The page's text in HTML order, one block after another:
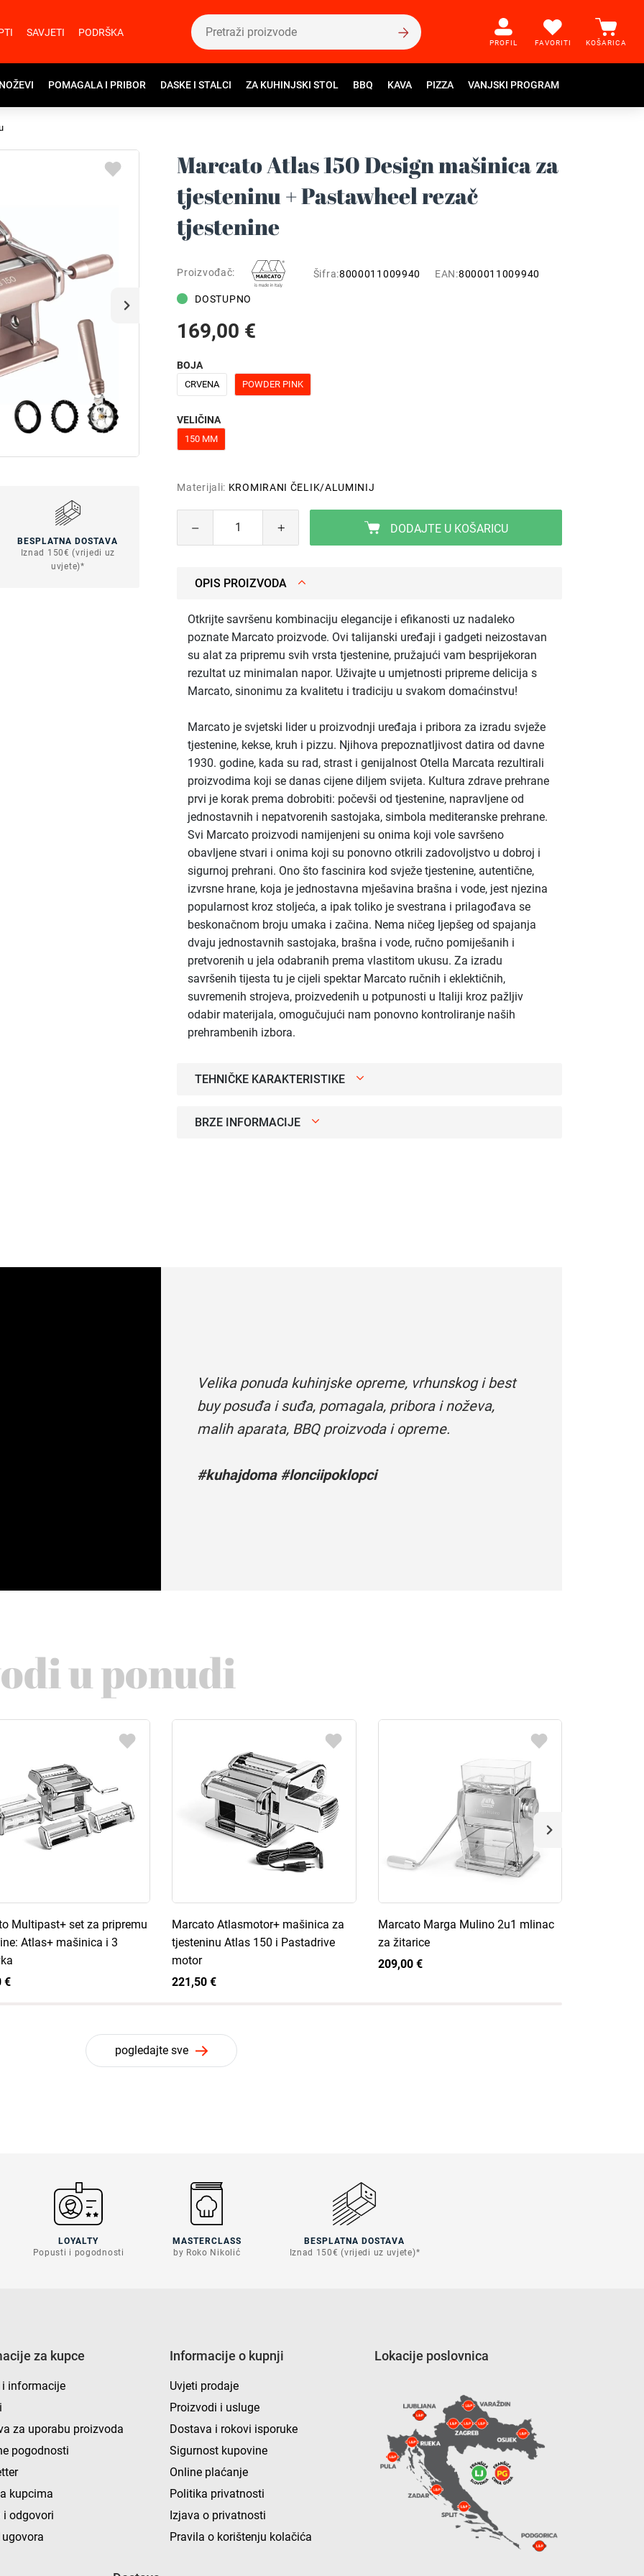
SAVJETI PODRŠKA
PROFIL FAVORITI KOŠARICA
POMAGALA I PRIBOR DASKE I STALCI ZA KUHINJSKI STOL BBQ KAVA PIZZA VANJSKI PROGRAM
BESPLATNA DOSTAVA
Iznad 150€ (vrijedi uz
uvjete)*
Marcato Atlas 150 Design mašinica za
tjesteninu + Pastawheel rezač
tjestenine
Proizvođač: Šifra:8000011009940 EAN:8000011009940
DOSTUPNO
169,00 €
BOJA
CRVENA POWDER PINK
VELIČINA
150 MM
Materijali: KROMIRANI ČELIK/ALUMINIJ
DODAJTE U KOŠARICU
OPIS PROIZVODA
Otkrijte savršenu kombinaciju elegancije i efikanosti uz nadaleko
poznate Marcato proizvode. Ovi talijanski uređaji i gadgeti neizostavan
su alat za pripremu svih vrsta tjestenine, pružajući vam besprijekoran
rezultat uz minimalan napor. Uživajte u umjetnosti pripreme delicija s
Marcato, sinonimu za kvalitetu i tradiciju u svakom domaćinstvu!
Marcato je svjetski lider u proizvodnji uređaja i pribora za izradu svježe
tjestenine, kekse, kruh i pizzu. Njihova prepoznatljivost datira od davne
1930. godine, kada su rad, strast i genijalnost Otella Marcata rezultirali
proizvodima koji se danas cijene diljem svijeta. Kultura zdrave prehrane
prvi je korak prema dobrobiti: počevši od tjestenine, napravljene od
jednostavnih i nepatvorenih sastojaka, simbola mediteranske prehrane.
Svi Marcato proizvodi namijenjeni su onima koji vole savršeno
obavljene stvari i onima koji su ponovno otkrili zadovoljstvo u dobroj i
sigurnoj prehrani. Ono što fascinira kod svježe tjestenine, autentične,
izvrsne hrane, koja je jednostavna mješavina brašna i vode, jest njezina
popularnost kroz stoljeća, a ipak toliko je svestrana i prilagođava se
beskonačnom broju umaka i začina. Nema ničeg ljepšeg od spajanja
dvaju jednostavnih sastojaka, brašna i vode, ručno pomiješanih i
pretvorenih u jela odabranih prema vlastitom ukusu. Za izradu
savršenih tijesta tu je cijeli spektar Marcato ručnih i eklektičnih,
suvremenih strojeva, proizvedenih u potpunosti u Italiji kroz pažljiv
odabir materijala, omogučujući nam ponovno kontroliranje naših
prehrambenih izbora.
TEHNIČKE KARAKTERISTIKE
BRZE INFORMACIJE
Velika ponuda kuhinjske opreme, vrhunskog i best
buy posuđa i suđa, pomagala, pribora i noževa,
malih aparata, BBQ proizvoda i opreme.
#kuhajdoma #lonciipoklopci
u ponudi
Multipast+ set za pripremu
Atlas+ mašinica i 3
€
Marcato Atlasmotor+ mašinica za
tjesteninu Atlas 150 i Pastadrive
motor
221,50 €
Marcato Marga Mulino 2u1 mlinac
za žitarice
209,00 €
pogledajte sve
LOYALTY
Popusti i pogodnosti
MASTERCLASS
by Roko Nikolić
BESPLATNA DOSTAVA
Iznad 150€ (vrijedi uz uvjete)*
za kupce
i informacije
za uporabu proizvoda
pogodnosti
kupcima
i odgovori
Informacije o kupnji
Uvjeti prodaje
Proizvodi i usluge
Dostava i rokovi isporuke
Sigurnost kupovine
Online plaćanje
Politika privatnosti
Izjava o privatnosti
Pravila o korištenju kolačića
Lokacije poslovnica